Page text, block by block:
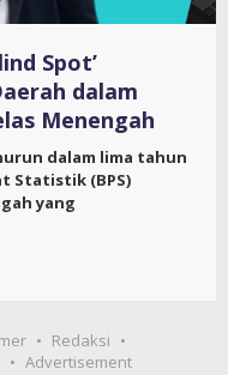
Spot’
dalam
Menengah
dalam lima tahun
Statistik (BPS)
yang
Redaksi
Advertisement